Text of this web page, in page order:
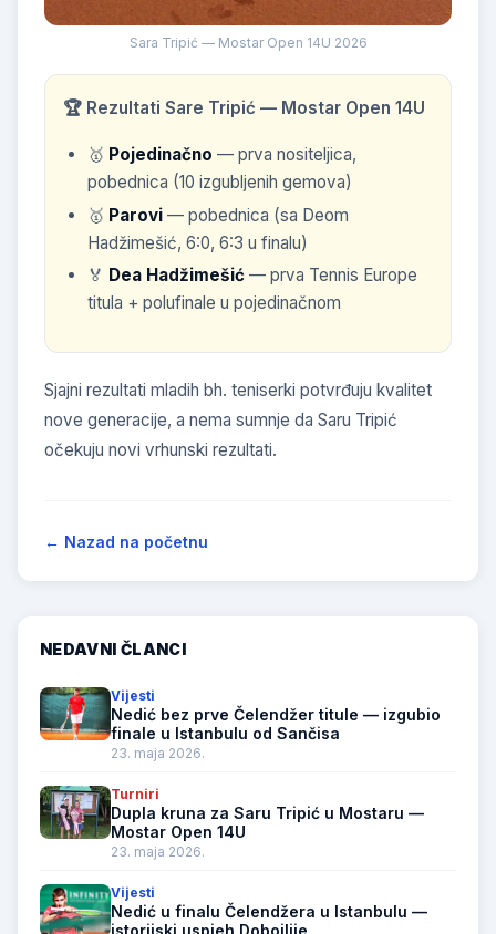
Sara Tripić — Mostar Open 14U 2026
🏆 Rezultati Sare Tripić — Mostar Open 14U
🥇 Pojedinačno — prva nositeljica,
pobednica (10 izgubljenih gemova)
🥇 Parovi — pobednica (sa Deom
Hadžimešić, 6:0, 6:3 u finalu)
🏅 Dea Hadžimešić — prva Tennis Europe
titula + polufinale u pojedinačnom
Sjajni rezultati mladih bh. teniserki potvrđuju kvalitet
nove generacije, a nema sumnje da Saru Tripić
očekuju novi vrhunski rezultati.
← Nazad na početnu
NEDAVNI ČLANCI
Vijesti
Nedić bez prve Čelendžer titule — izgubio
finale u Istanbulu od Sančisa
23. maja 2026.
Turniri
Dupla kruna za Saru Tripić u Mostaru —
Mostar Open 14U
23. maja 2026.
Vijesti
Nedić u finalu Čelendžera u Istanbulu —
istorijski uspjeh Dobojlije